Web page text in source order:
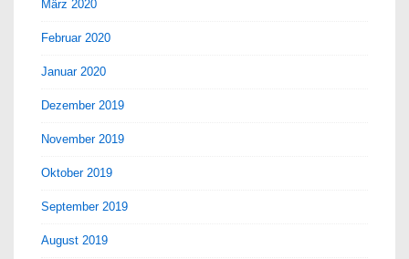
März 2020
Februar 2020
Januar 2020
Dezember 2019
November 2019
Oktober 2019
September 2019
August 2019